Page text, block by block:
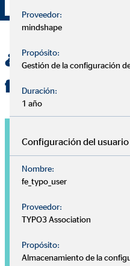
¿Quieres una
financiera
Proveedor:
mindshape
Propósito:
Gestión de la configuración
Duración:
1 año
Configuración del usuario
Nombre:
fe_typo_user
Proveedor:
TYPO3 Association
Propósito:
Almacenamiento de la